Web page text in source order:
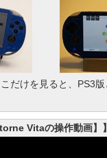
だけを見ると、PS3
torne Vitaの操作動画】】